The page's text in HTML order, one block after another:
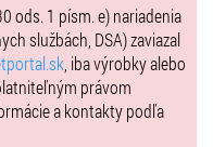
ods. 1 písm. e) nariadenia
službách, DSA) zaviazal
, iba výrobky alebo
právom
a kontakty podľa